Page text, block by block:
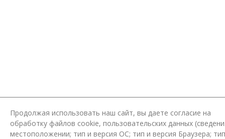
Продолжая использовать наш сайт, вы даете согласие на
обработку файлов cookie, пользовательских данных
местоположении; тип и версия ОС; тип и версия Браузера; тип